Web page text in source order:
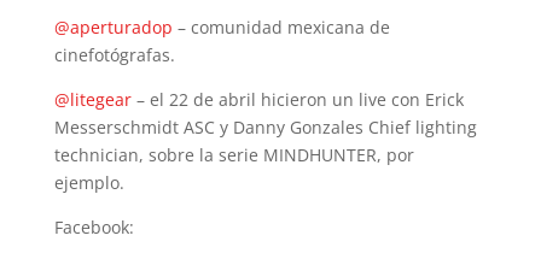
@aperturadop – comunidad mexicana de
cinefotógrafas.
@litegear– el 22 de abril hicieron un live con Erick
Messerschmidt ASC y Danny Gonzales Chief lighting
technician, sobre la serie MINDHUNTER, por
ejemplo.
Facebook: